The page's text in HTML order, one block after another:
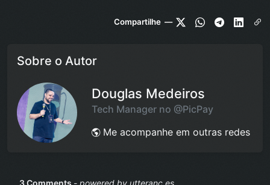
Compartilhe —
Sobre o Autor
Douglas Medeiros
Tech Manager no @PicPay
Me acompanhe em outras redes